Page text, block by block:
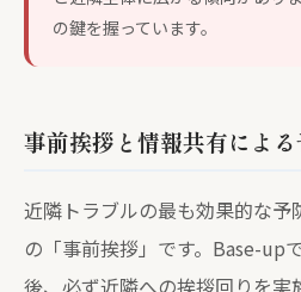
の鍵を握っています。
事前挨拶と情報共有によ
近隣トラブルの最も効果的な
の「事前挨拶」です。Base-upで
後、必ず近隣への挨拶回りを実